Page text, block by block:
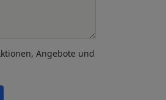
Angebote und